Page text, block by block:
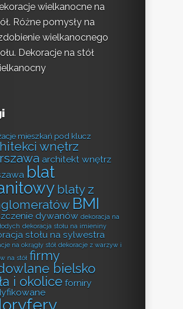
wielkanocne na
Różne pomysły na
wielkanocnego
Dekoracje na stół
mieszkań pod klucz
wnętrz
architekt wnętrz
blat
blaty z
BMI
dywanów dekoracja na
dekoracja stołu na imieniny
stołu na sylwestra
na okrągły stół dekoracje z warzyw i
na stół firmy
bielsko
i okolice forniry